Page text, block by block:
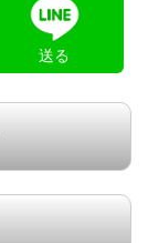
送る